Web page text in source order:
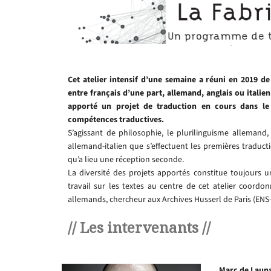
Cet atelier intensif d’une semaine a réuni en 2019
entre français d’une part, allemand, anglais ou
apporté un projet de traduction en cours dans
compétences traductives.
S’agissant de philosophie, le plurilinguisme
allemand-italien que s’effectuent les premières
qu’a lieu une réception seconde.
La diversité des projets apportés constitue toujours
travail sur les textes au centre de cet atelier
allemands, chercheur aux Archives Husserl de Paris
// Les intervenants //